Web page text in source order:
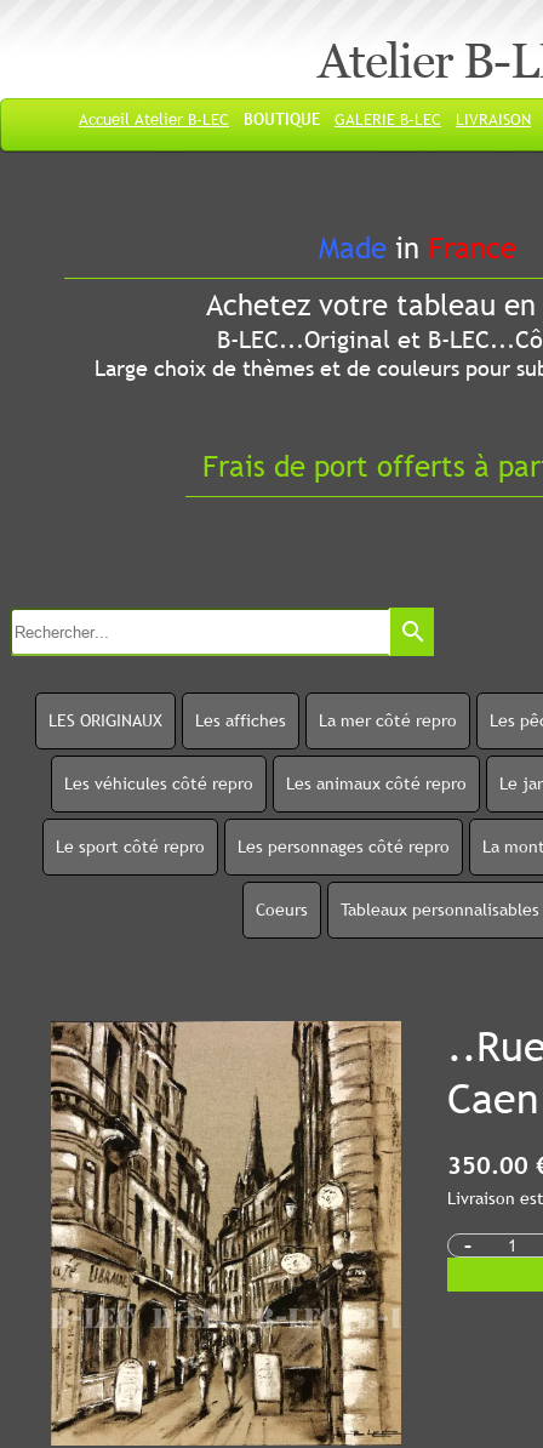
Atelier B-
Accueil Atelier B-LEC BOUTIQUE GALERIE B-LEC LIVRAISON
Made in France
Achetez votre tableau
B-LEC...Original et B-
Large choix de thèmes et de couleurs pour
Frais de port offerts à
search
LES ORIGINAUX Les affiches La mer côté repro Les
Les véhicules côté repro Les animaux côté repro Le
Le sport côté repro Les personnages côté repro La
Coeurs Tableaux personnalisables
Caen
350.00
Livraison
-